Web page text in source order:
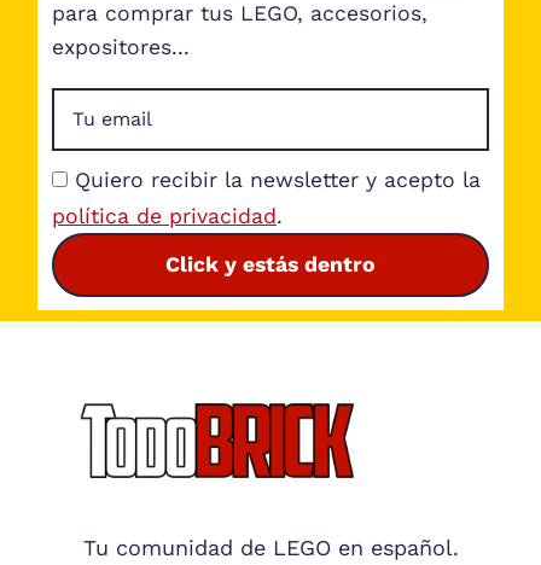
para comprar tus LEGO, accesorios,
expositores...
Quiero recibir la newsletter y acepto la
política de privacidad.
Click y estás dentro
Footer
Tu comunidad de LEGO en español.